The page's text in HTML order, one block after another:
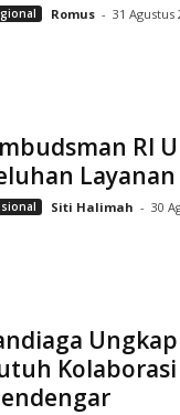
Romus - 31 Agustus
RI
Siti Halimah - 30